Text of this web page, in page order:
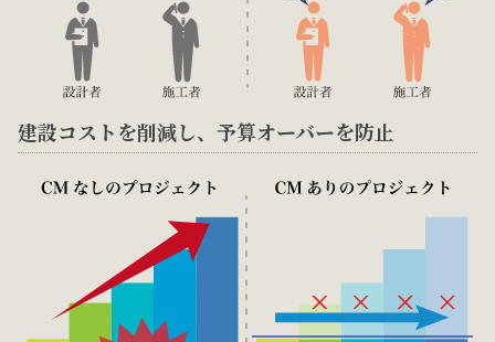
建設コストを削減し、予算オーバーを防止